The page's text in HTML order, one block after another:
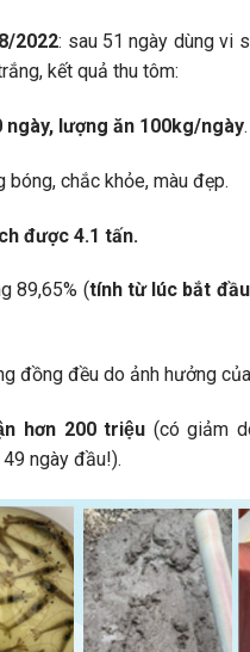
2022: sau 51 ngày dùng vi
kết quả thu tôm:
ngày, lượng ăn 100kg/ngày.
bóng, chắc khỏe, màu đẹp.
được 4.1 tấn.
89,65% (tính từ lúc bắt
đồng đều do ảnh hưởng của
hơn 200 triệu (có giảm
ngày đầu!).